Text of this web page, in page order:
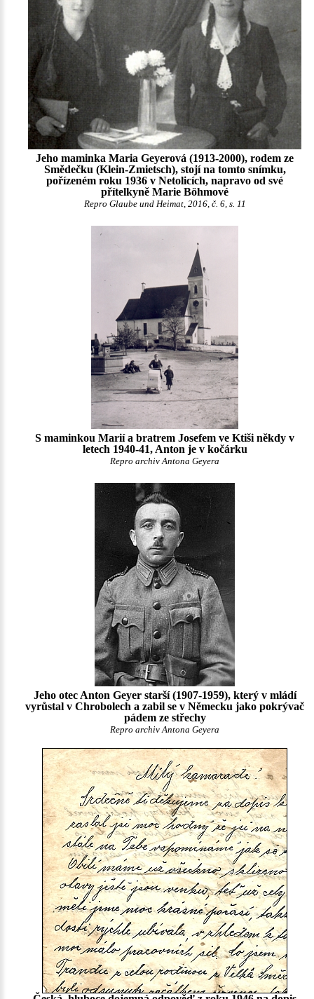
Jeho maminka Maria Geyerová (1913-2000), rodem ze
Smědečku (Klein-Zmietsch), stojí na tomto snímku,
pořízeném roku 1936 v Netolicích, napravo od své
přítelkyně Marie Böhmové
Repro Glaube und Heimat, 2016, č. 6, s. 11
S maminkou Marií a bratrem Josefem ve Ktiši někdy v
letech 1940-41, Anton je v kočárku
Repro archiv Antona Geyera
Jeho otec Anton Geyer starší (1907-1959), který v mládí
vyrůstal v Chrobolech a zabil se v Německu jako pokrývač
pádem ze střechy
Repro archiv Antona Geyera